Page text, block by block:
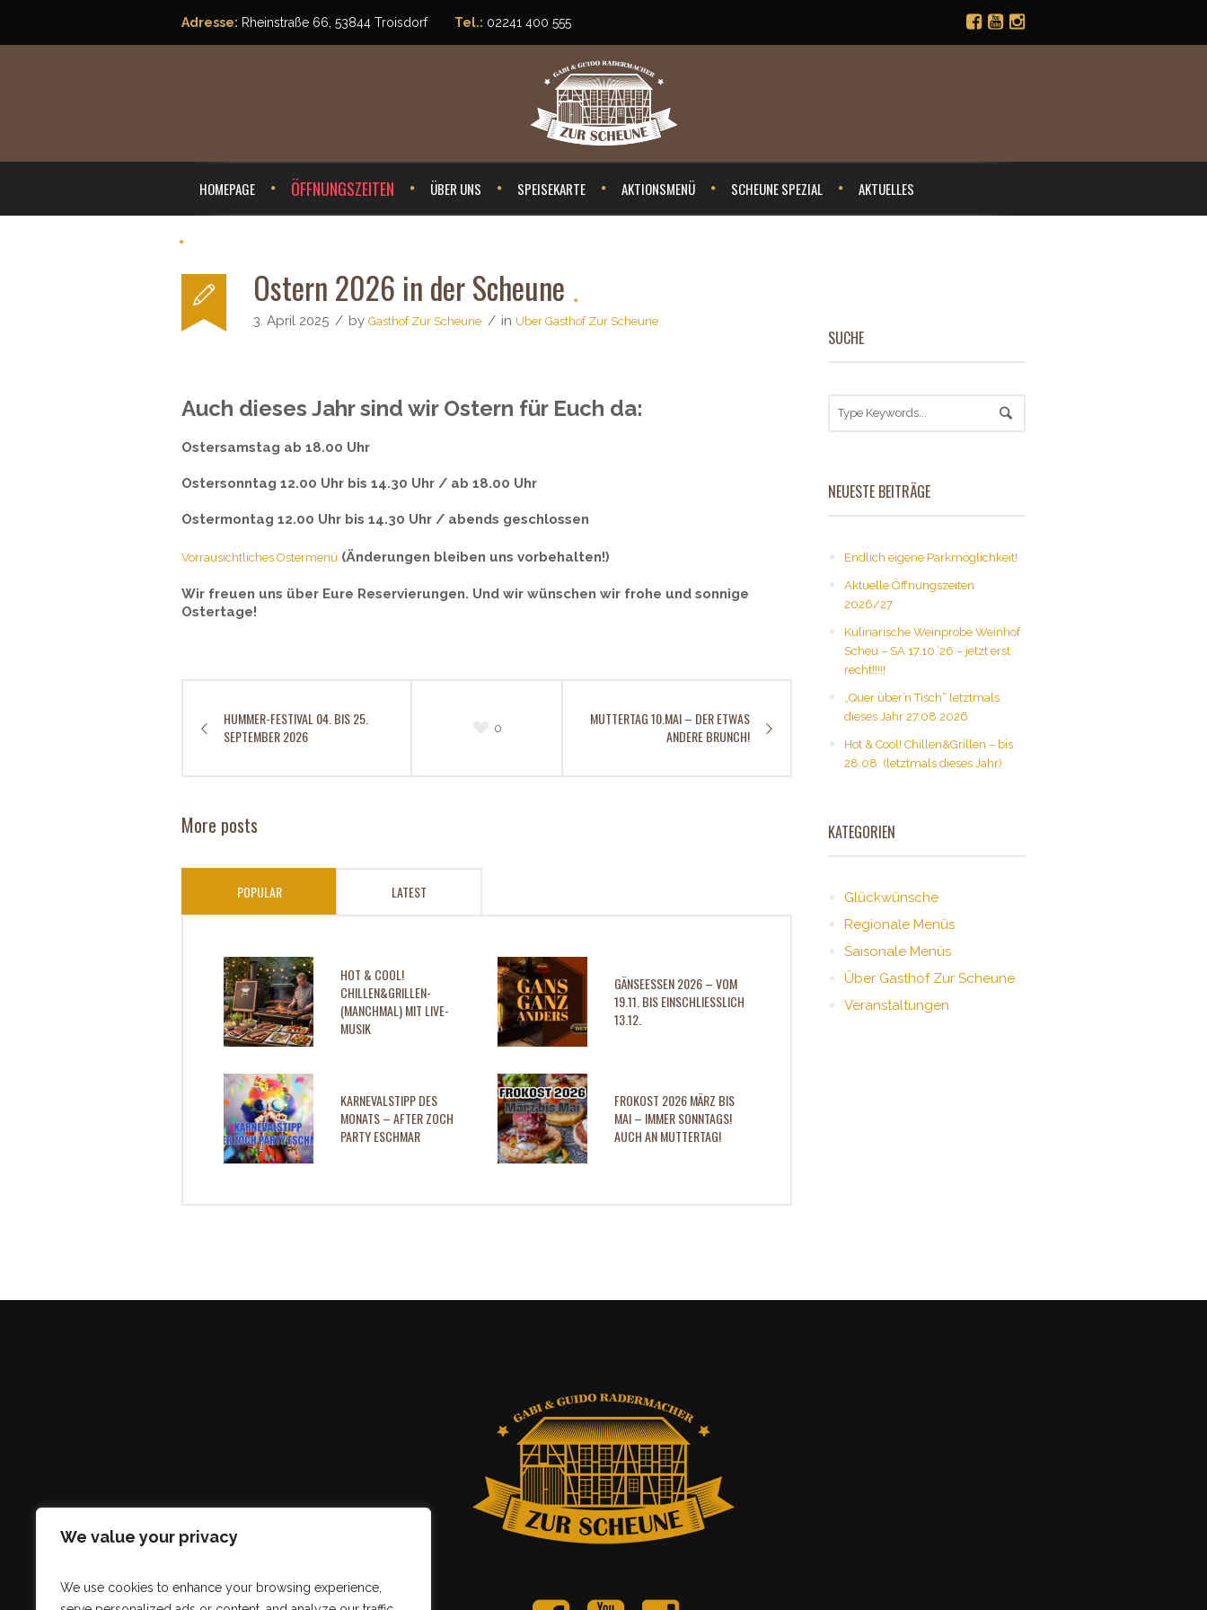
We value your privacy
We use cookies to enhance your browsing experience,
Adresse: Rheinstraße 66, 53844 Troisdorf Tel.: 02241 400 555
HOMEPAGE ÖFFNUNGSZEITEN ÜBER UNS SPEISEKARTE AKTIONSMENÜ SCHEUNE SPEZIAL AKTUELLES
Ostern 2026 in der Scheune
3. April 2025 by Gasthof Zur Scheune in Über Gasthof Zur Scheune
Auch dieses Jahr sind wir Ostern für Euch da:
Ostersamstag ab 18.00 Uhr
Ostersonntag 12.00 Uhr bis 14.30 Uhr / ab 18.00 Uhr
Ostermontag 12.00 Uhr bis 14.30 Uhr / abends geschlossen
Vorrausichtliches Ostermenü (Änderungen bleiben uns vorbehalten!)
Wir freuen uns über Eure Reservierungen. Und wir wünschen wir frohe und sonnige
Ostertage!
0
HUMMER-FESTIVAL 04. BIS 25.
SEPTEMBER 2026
MUTTERTAG 10.MAI – DER ETWAS
ANDERE BRUNCH!
More posts
POPULAR LATEST
HOT & COOL!
CHILLEN&GRILLEN-
(MANCHMAL) MIT LIVE-
MUSIK
GÄNSEESSEN 2026 – VOM
19.11. BIS EINSCHLIESSLICH 1
3.12.
KARNEVALSTIPP DES
MONATS – AFTER ZOCH
PARTY ESCHMAR
FROKOST 2026 MÄRZ BIS
MAI – IMMER SONNTAGS!
AUCH AN MUTTERTAG!
SUCHE
NEUESTE BEITRÄGE
Endlich eigene Parkmöglichkeit!
Aktuelle Öffnungszeiten
2026/27
Kulinarische Weinprobe Weinhof
Scheu – SA 17.10.’26 – jetzt erst
recht!!!!!
„Quer über’n Tisch“ letztmals
dieses Jahr 27.08.2026
Hot & Cool! Chillen&Grillen – bis
28.08. (letztmals dieses Jahr)
KATEGORIEN
Glückwünsche
Regionale Menüs
Saisonale Menüs
Über Gasthof Zur Scheune
Veranstaltungen